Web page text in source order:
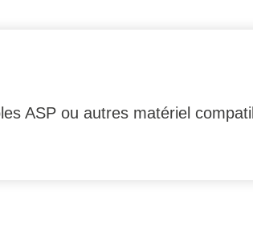
ASP ou autres matériel